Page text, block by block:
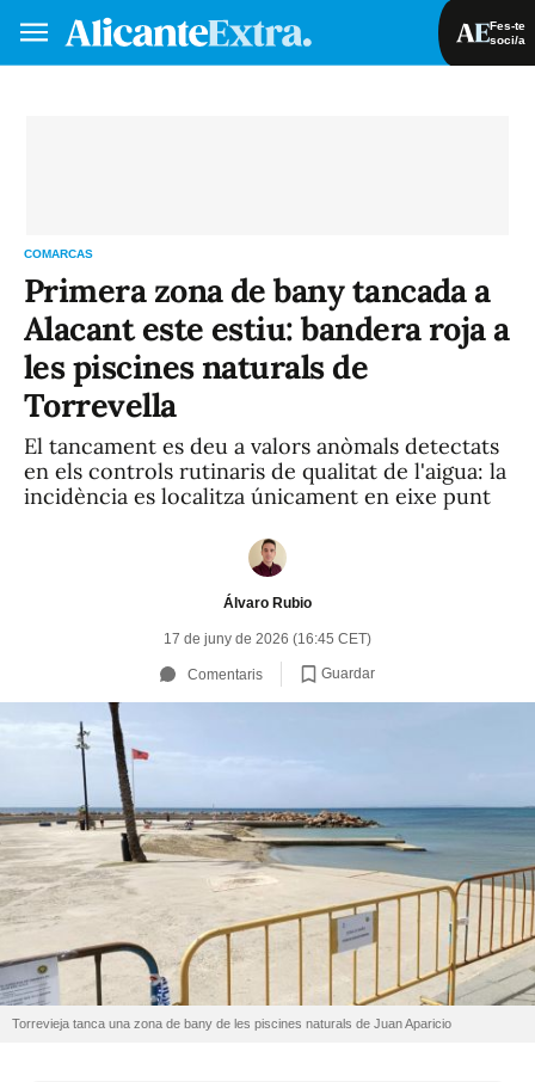
Fes-te
soci/a
COMARCAS
Primera zona de bany tancada a
Alacant este estiu: bandera roja a
les piscines naturals de
Torrevella
El tancament es deu a valors anòmals detectats
en els controls rutinaris de qualitat de l'aigua: la
incidència es localitza únicament en eixe punt
Álvaro Rubio
17 de juny de 2026 (16:45 CET)
Comentaris Guardar
Torrevieja tanca una zona de bany de les piscines naturals de Juan Aparicio